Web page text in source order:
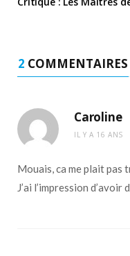
2 COMMENTAIRES
Caroline
IL Y A 16 ANS
Mouais, ca me plait pas
J’ai l’impression d’avoir